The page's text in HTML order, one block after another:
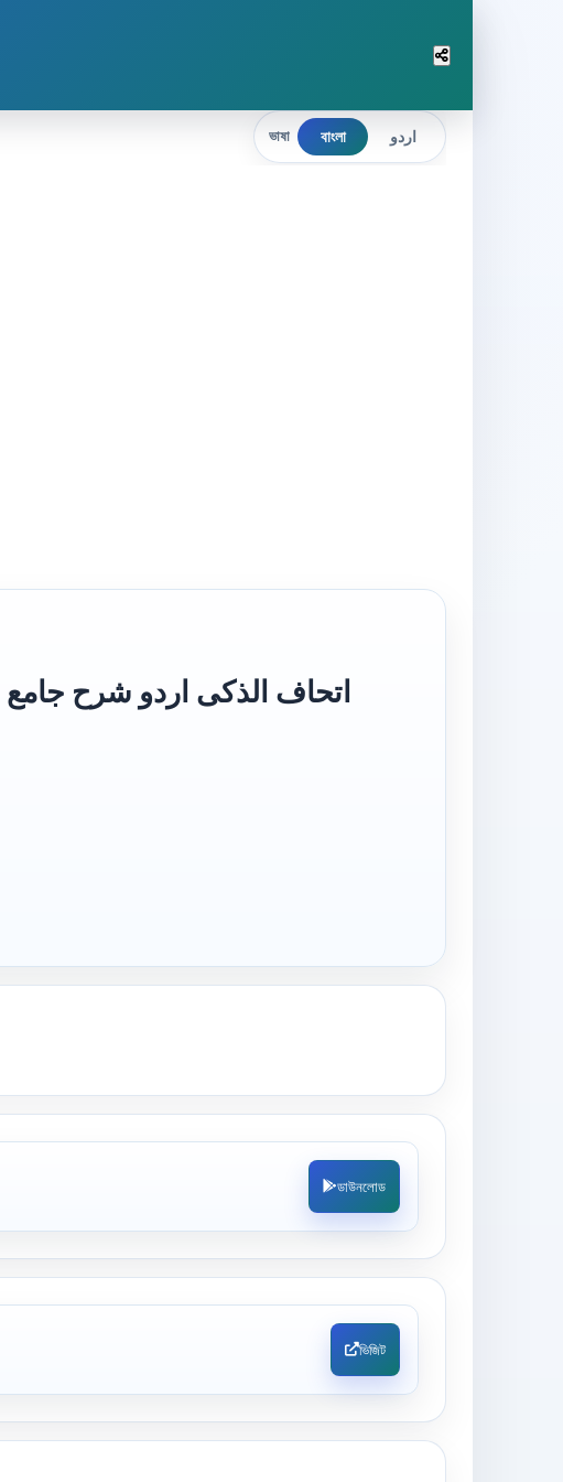
ভাষা বাংলা اردو
ডাউনলোড
ভিজিট